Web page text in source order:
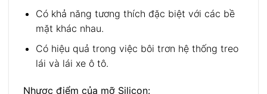
Có khả năng tương thích đặc biệt với các bề
mặt khác nhau.
Có hiệu quả trong việc bôi trơn hệ thống treo
lái và lái xe ô tô.
Nhược điểm của mỡ Silicon: